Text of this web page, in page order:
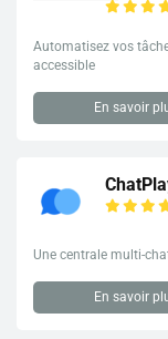
Automatisez vos
accessible
En savoir
Une centrale multi-
En savoir